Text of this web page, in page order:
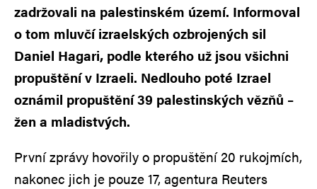
zadržovali na palestinském území. Informoval
o tom mluvčí izraelských ozbrojených sil
Daniel Hagari, podle kterého už jsou všichni
propuštění v Izraeli. Nedlouho poté Izrael
oznámil propuštění 39 palestinských vězňů –
žen a mladistvých.
První zprávy hovořily o propuštění 20 rukojmích,
nakonec jich je pouze 17, agentura Reuters